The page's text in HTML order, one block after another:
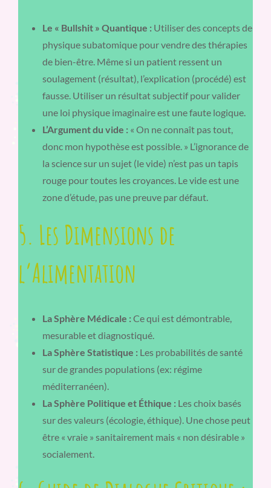
Le « Bullshit » Quantique : Utiliser des concepts de
physique subatomique pour vendre des thérapies
de bien-être. Même si un patient ressent un
soulagement (résultat), l’explication (procédé) est
fausse. Utiliser un résultat subjectif pour valider
une loi physique imaginaire est une faute logique.
L’Argument du vide : « On ne connaît pas tout,
donc mon hypothèse est possible. » L’ignorance de
la science sur un sujet (le vide) n’est pas un tapis
rouge pour toutes les croyances. Le vide est une
zone d’étude, pas une preuve par défaut.
5. Les Dimensions de
l’Alimentation
La Sphère Médicale : Ce qui est démontrable,
mesurable et diagnostiqué.
La Sphère Statistique : Les probabilités de santé
sur de grandes populations (ex: régime
méditerranéen).
La Sphère Politique et Éthique : Les choix basés
sur des valeurs (écologie, éthique). Une chose peut
être « vraie » sanitairement mais « non désirable »
socialement.